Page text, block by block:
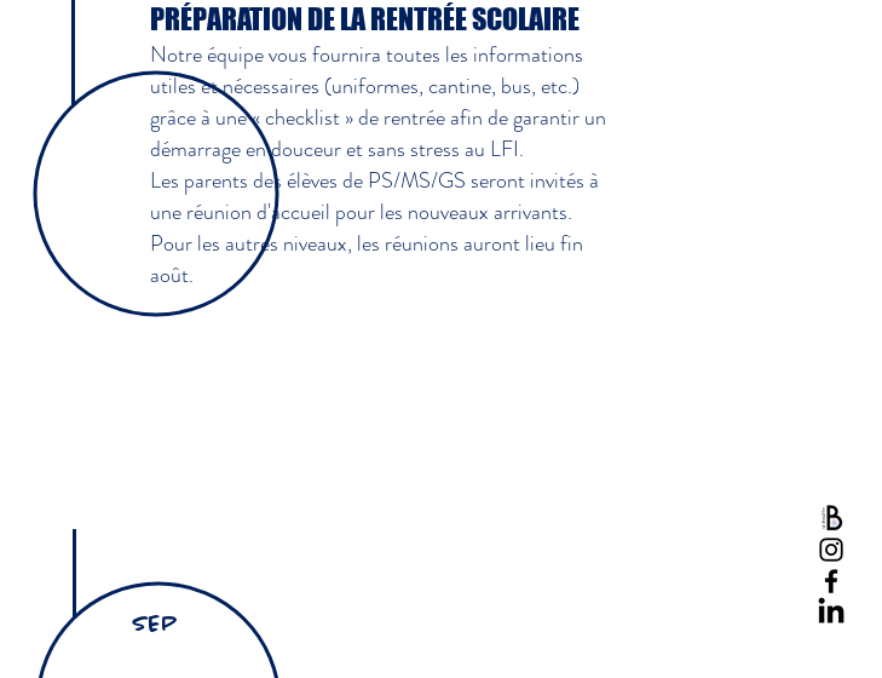
PRÉPARATION DE LA RENTRÉE SCOLAIRE
Notre équipe vous fournira toutes les informations
utiles et nécessaires (uniformes, cantine, bus, etc.)
grâce à une « checklist » de rentrée afin de garantir un
démarrage en douceur et sans stress au LFI.
Les parents des élèves de PS/MS/GS seront invités à
une réunion d'accueil pour les nouveaux arrivants.
Pour les autres niveaux, les réunions auront lieu fin
août.
SEP